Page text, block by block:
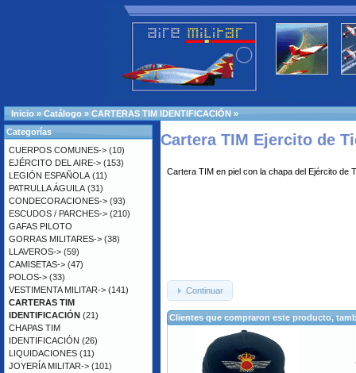
Inicio » Catálogo » CARTERAS TIM IDENTIFICACIÓN »
Cartera TIM Ejercito de
Cartera TIM en piel con la chapa del Ejército de
Continuar
Clientes que compraron este producto,
Categorías
CUERPOS COMUNES-> (10)
EJÉRCITO DEL AIRE-> (153)
LEGIÓN ESPAÑOLA (11)
PATRULLA ÁGUILA (31)
CONDECORACIONES-> (93)
ESCUDOS / PARCHES-> (210)
GAFAS PILOTO
GORRAS MILITARES-> (38)
LLAVEROS-> (59)
CAMISETAS-> (47)
POLOS-> (33)
VESTIMENTA MILITAR-> (141)
CARTERAS TIM
IDENTIFICACIÓN (21)
CHAPAS TIM
IDENTIFICACIÓN (26)
LIQUIDACIONES (11)
JOYERÍA MILITAR-> (101)